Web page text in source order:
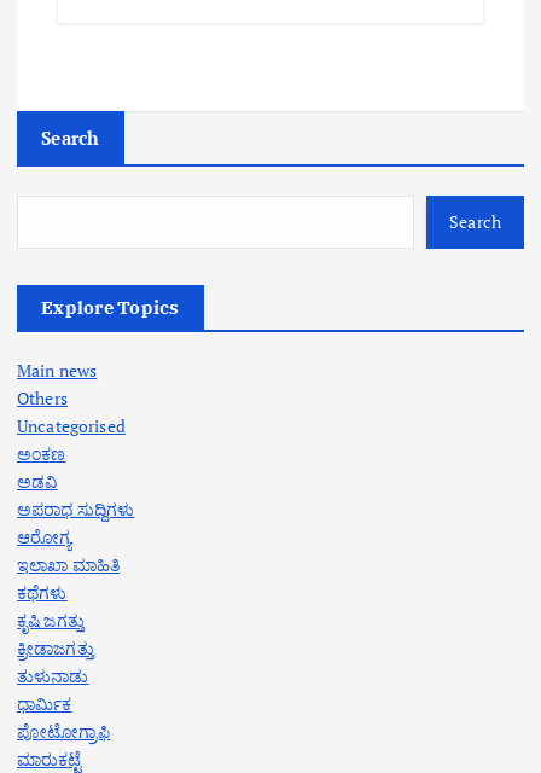
Search
Search
Explore Topics
Main news
Others
Uncategorised
ಅಂಕಣ
ಅಡವಿ
ಅಪರಾಧ ಸುದ್ದಿಗಳು
ಆರೋಗ್ಯ
ಇಲಾಖಾ ಮಾಹಿತಿ
ಕಥೆಗಳು
ಕೃಷಿ ಜಗತ್ತು
ಕ್ರೀಡಾಜಗತ್ತು
ತುಳುನಾಡು
ಧಾರ್ಮಿಕ
ಪೋಟೋಗ್ರಾಫಿ
ಮಾರುಕಟ್ಟೆ